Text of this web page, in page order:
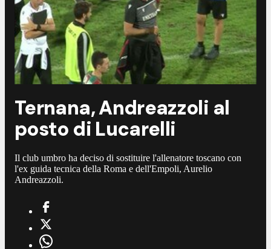
Ternana, Andreazzoli al
posto di Lucarelli
Il club umbro ha deciso di sostituire l'allenatore toscano con
l'ex guida tecnica della Roma e dell'Empoli, Aurelio
Andreazzoli.